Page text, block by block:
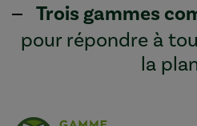
Trois gammes
pour répondre à
la